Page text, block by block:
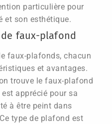
particulière pour
et son esthétique.
faux-plafond
faux-plafonds, chacun
et avantages.
trouve le faux-plafond
est apprécié pour sa
à être peint dans
type de plafond est